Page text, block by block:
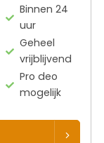
Binnen 24
uur
Geheel
vrijblijvend
Pro deo
mogelijk